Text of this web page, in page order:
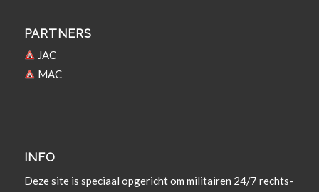
PARTNERS
JAC
MAC
INFO
Deze site is spe­ci­aal opgericht om militairen 24/7 rechts­